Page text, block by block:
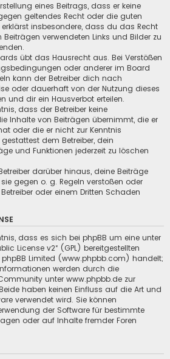
eines Beitrags, dass er keine
geltendes Recht oder die guten
erklärst insbesondere, dass du das Recht
Beiträgen verwendeten Links und Bilder zu
übt das Hausrecht aus. Bei Verstößen
oder anderer im Board
kann der Betreiber dich nach
oder dauerhaft von der Nutzung dieses
und dir ein Hausverbot erteilen.
dass der Betreiber keine
Inhalte von Beiträgen übernimmt, die er
oder die er nicht zur Kenntnis
dem Betreiber, dein
und Funktionen jederzeit zu löschen
darüber hinaus, deine Beiträge
gegen o. g. Regeln verstoßen oder
oder einem Dritten Schaden
dass es sich bei phpBB um eine unter
License v2“ (GPL) bereitgestellten
Limited (www.phpbb.com) handelt;
werden durch die
unter www.phpbb.de zur
haben keinen Einfluss auf die Art und
verwendet wird. Sie können
der Software für bestimmte
oder auf Inhalte fremder Foren